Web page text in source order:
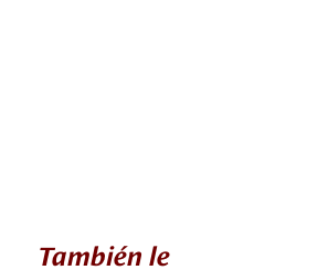
También le